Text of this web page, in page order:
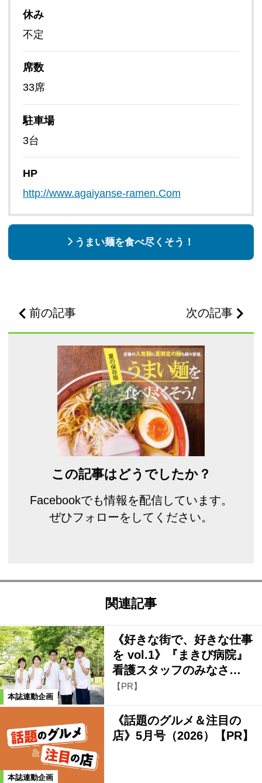
休み
不定
席数
33席
駐車場
3台
HP
http://www.agaiyanse-ramen.Com
うまい麺を食べ尽くそう！
前の記事 次の記事
この記事はどうでしたか？
Facebookでも情報を配信しています。
ぜひフォローをしてください。
関連記事
本誌連動企画
《好きな街で、好きな仕事
を vol.1》『まきび病院』
看護スタッフのみなさ…
【PR】
本誌連動企画
《話題のグルメ＆注目の
店》5月号（2026）【PR】